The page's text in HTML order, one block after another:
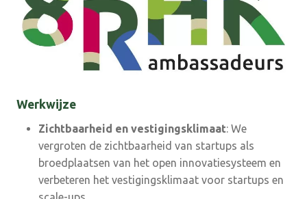
Werkwijze
Zichtbaarheid en vestigingsklimaat: We
vergroten de zichtbaarheid van startups als
broedplaatsen van het open innovatiesysteem en
verbeteren het vestigingsklimaat voor startups en